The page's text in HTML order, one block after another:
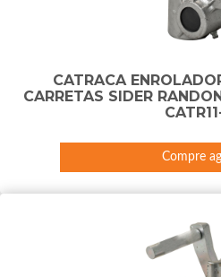
CATRACA
CARRETAS SIDER
Compre